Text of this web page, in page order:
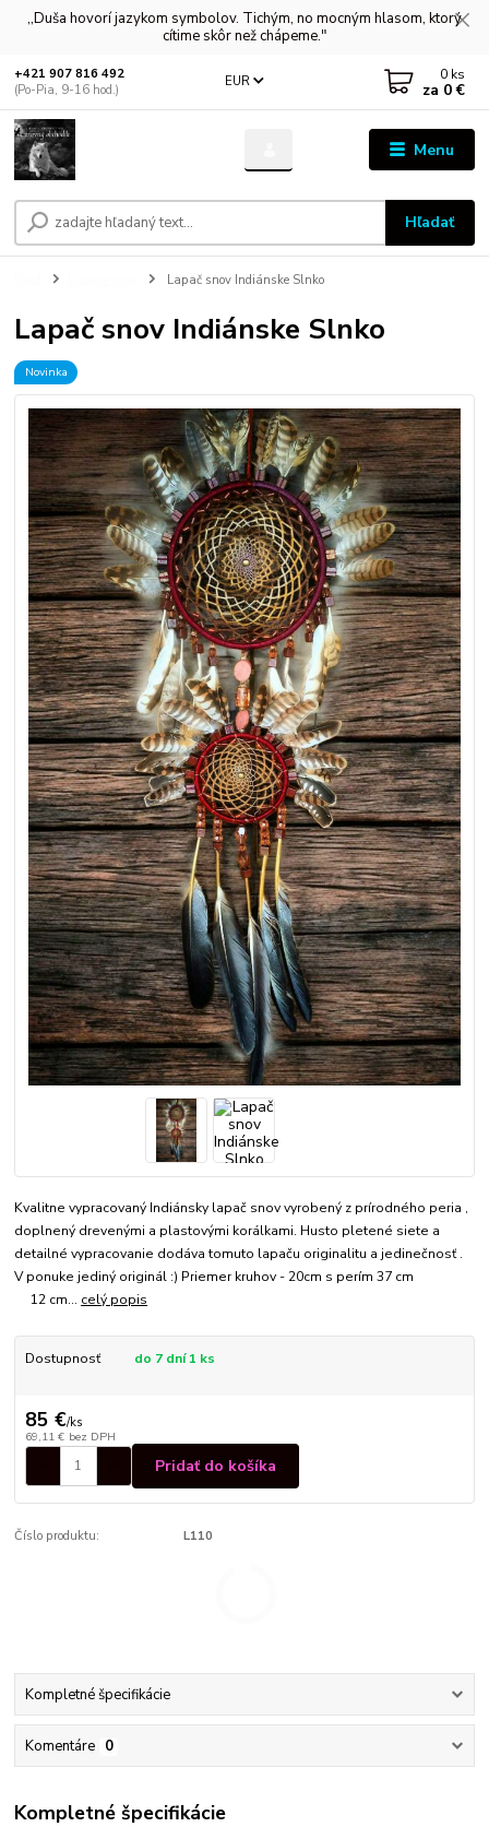
,,Duša hovorí jazykom symbolov. Tichým, no mocným hlasom, ktorý
cítime skôr než chápeme."
Menu
EUR
Hľadať
+421 907 816 492
(Po-Pia, 9-16 hod.)
0 ks
za 0 €
Lapač snov Indiánske Slnko
Lapač snov Indiánske Slnko
Novinka
Kvalitne vypracovaný Indiánsky lapač snov vyrobený z prírodného peria ,
doplnený drevenými a plastovými korálkami. Husto pletené siete a
detailné vypracovanie dodáva tomuto lapaču originalitu a jedinečnosť .
V ponuke jediný originál :) Priemer kruhov - 20cm s perím 37 cm
12 cm... celý popis
Dostupnosť do 7 dní 1 ks
85 €/ks
69,11 € bez DPH
Pridať do košíka
Číslo produktu: L110
Kompletné špecifikácie
Komentáre 0
Kompletné špecifikácie